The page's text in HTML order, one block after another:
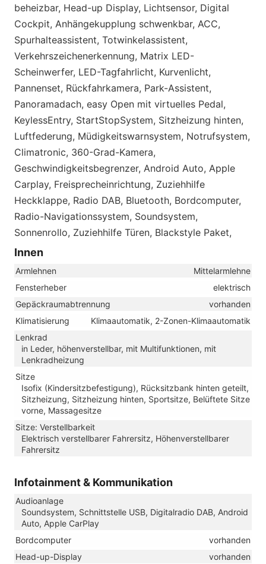
beheizbar, Head-up Display, Lichtsensor, Digital
Cockpit, Anhängekupplung schwenkbar, ACC,
Spurhalteassistent, Totwinkelassistent,
Verkehrszeichenerkennung, Matrix LED-
Scheinwerfer, LED-Tagfahrlicht, Kurvenlicht,
Pannenset, Rückfahrkamera, Park-Assistent,
Panoramadach, easy Open mit virtuelles Pedal,
KeylessEntry, StartStopSystem, Sitzheizung hinten,
Luftfederung, Müdigkeitswarnsystem, Notrufsystem,
Climatronic, 360-Grad-Kamera,
Geschwindigkeitsbegrenzer, Android Auto, Apple
Carplay, Freisprecheinrichtung, Zuziehhilfe
Heckklappe, Radio DAB, Bluetooth, Bordcomputer,
Radio-Navigationssystem, Soundsystem,
Sonnenrollo, Zuziehhilfe Türen, Blackstyle Paket,
Innen
Armlehnen
Mittelarmlehne
Fensterheber
elektrisch
Gepäckraumabtrennung
vorhanden
Klimatisierung
Klimaautomatik, 2-Zonen-Klimaautomatik
Lenkrad
in Leder, höhenverstellbar, mit Multifunktionen, mit
Lenkradheizung
Sitze
Isofix (Kindersitzbefestigung), Rücksitzbank hinten geteilt,
Sitzheizung, Sitzheizung hinten, Sportsitze, Belüftete Sitze
vorne, Massagesitze
Sitze: Verstellbarkeit
Elektrisch verstellbarer Fahrersitz, Höhenverstellbarer
Fahrersitz
Infotainment & Kommunikation
Audioanlage
Soundsystem, Schnittstelle USB, Digitalradio DAB, Android
Auto, Apple CarPlay
Bordcomputer
vorhanden
Head-up-Display
vorhanden